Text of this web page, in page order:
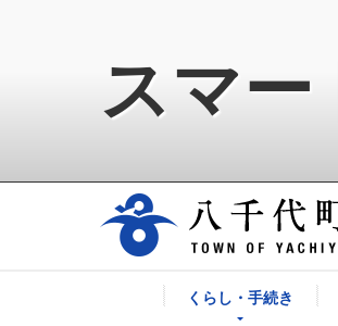
スマー
くらし・手続き